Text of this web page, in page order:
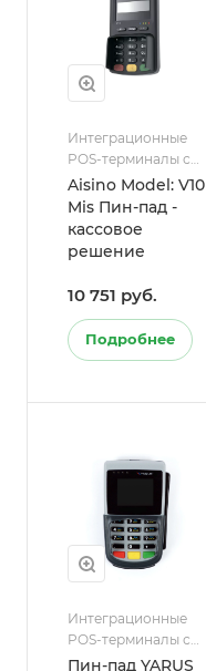
Интеграционные
POS-терминалы с
ККТ
Aisino Model: V10
Mis Пин-пад -
кассовое
решение
10 751 руб.
Подробнее
Интеграционные
POS-терминалы с
ККТ
Пин-пад YARUS